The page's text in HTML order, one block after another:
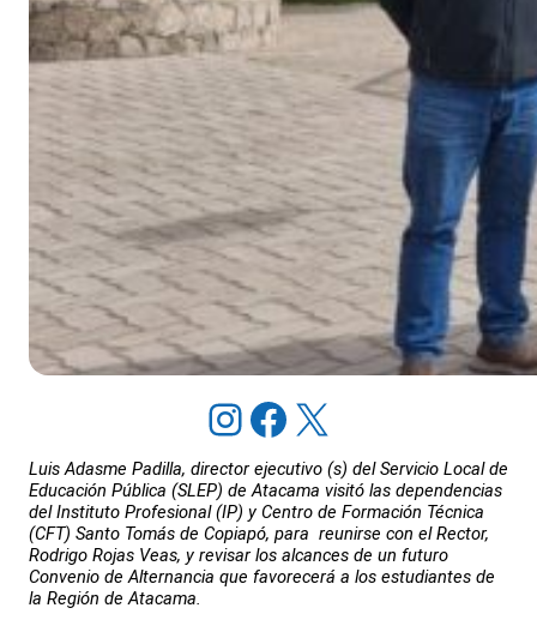
Instagram Facebook X
Luis Adasme Padilla, director ejecutivo (s) del Servicio Local de
Educación Pública (SLEP) de Atacama visitó las dependencias
del Instituto Profesional (IP) y Centro de Formación Técnica
(CFT) Santo Tomás de Copiapó, para reunirse con el Rector,
Rodrigo Rojas Veas, y revisar los alcances de un futuro
Convenio de Alternancia que favorecerá a los estudiantes de
la Región de Atacama.